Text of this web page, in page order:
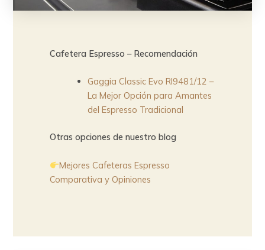
Cafetera Espresso – Recomendación
Gaggia Classic Evo RI9481/12 –
La Mejor Opción para Amantes
del Espresso Tradicional
Otras opciones de nuestro blog
Mejores Cafeteras Espresso
Comparativa y Opiniones